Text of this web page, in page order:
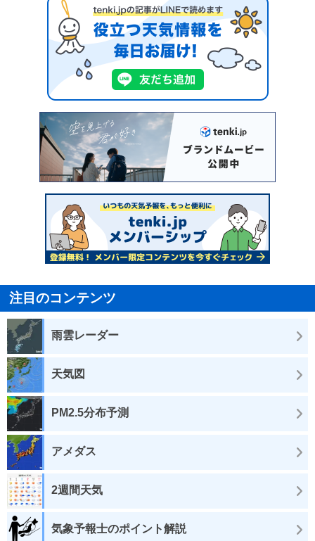
注目のコンテンツ
雨雲レーダー
天気図
PM2.5分布予測
アメダス
2週間天気
気象予報士のポイント解説